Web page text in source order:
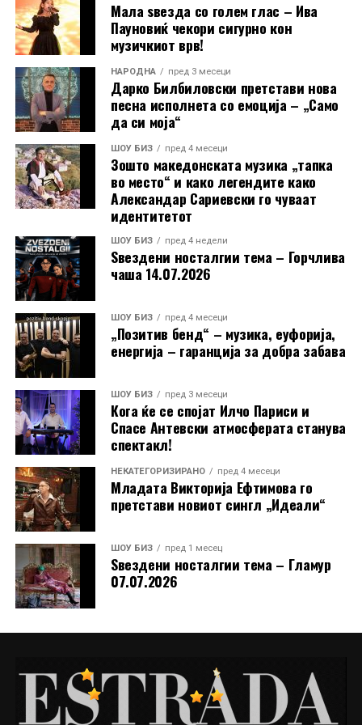
Стефанија испрати и искрена порака до своите
поддржувачи: „Сакам јавно на сите да се
заблагодарам за целата поддршка што ми ја
пружате. Започнав од нула, а сега стигнав до 4700
следачи на Инстаграм. Ве сакам!“
Токму оваа скромност, искреност и благодарност ја
прават уште поблиска до публиката. Во време кога
младите често се губат во трендови без вредност,
Димче Ѓорѓиовски и Стефанија Костадинова
испраќаат поинаква порака, дека македонската
песна, традиција и емоција сè уште имаат иднина.
Мала ѕвезда со голем глас – Ива
Пауновиќ чекори сигурно кон
музичкиот врв!
НАРОДНА пред 3 месеци
Дарко Билбиловски претстави нова
песна исполнета со емоција – „Само
да си моја“
ШОУ БИЗ пред 4 месеци
Зошто македонската музика „тапка
во место“ и како легендите како
Александар Сариевски го чуваат
идентитетот
ШОУ БИЗ пред 4 недели
Ѕвездени носталгии тема – Горчлива
чаша 14.07.2026
ШОУ БИЗ пред 4 месеци
„Позитив бенд“ – музика, еуфорија,
енергија – гаранција за добра забава
ШОУ БИЗ пред 3 месеци
Кога ќе се спојат Илчо Париси и
Спасе Антевски атмосферата станува
спектакл!
НЕКАТЕГОРИЗИРАНО пред 4 месеци
Младата Викторија Ефтимова го
претстави новиот сингл „Идеали“
ШОУ БИЗ пред 1 месец
Ѕвездени носталгии тема – Гламур
07.07.2026